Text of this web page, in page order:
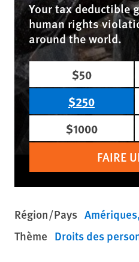
Your tax deductible
human rights
around the world.
$50
$250
$1000
FAIRE
Région/Pays Amériques
Thème Droits des